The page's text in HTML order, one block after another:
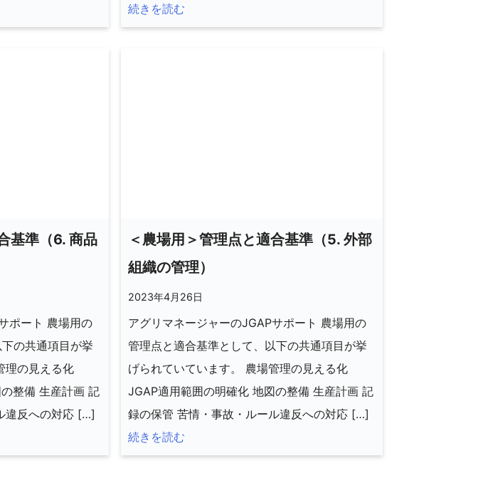
続きを読む
基準（6. 商品
ポート 農場用の
の共通項目が挙
理の見える化
整備 生産計画 記
違反への対応 […]
＜農場用＞管理点と適合基準（5. 外部
組織の管理）
2023年4月26日
アグリマネージャーのJGAPサポート 農場用の
管理点と適合基準として、以下の共通項目が挙
げられていています。 農場管理の見える化
JGAP適用範囲の明確化 地図の整備 生産計画 記
録の保管 苦情・事故・ルール違反への対応 […]
続きを読む